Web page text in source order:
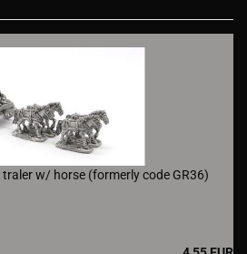
w/ horse (formerly code GR36)